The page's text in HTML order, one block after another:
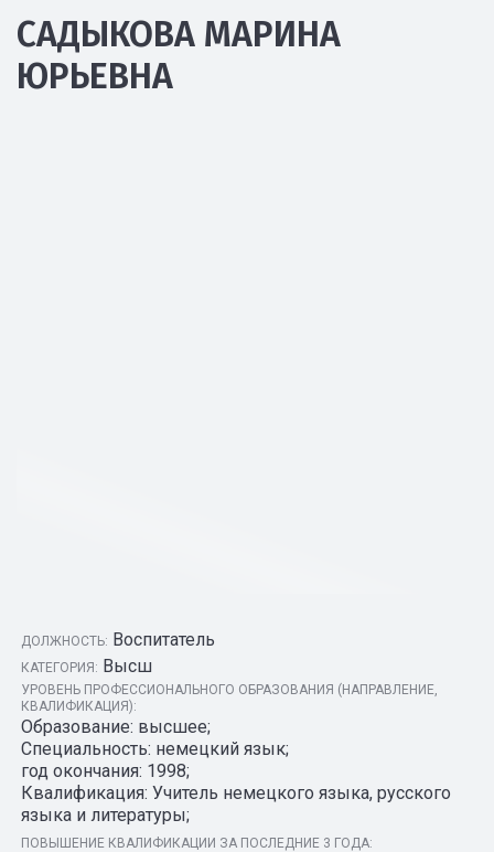
САДЫКОВА МАРИНА
ЮРЬЕВНА
ДОЛЖНОСТЬ: Воспитатель
КАТЕГОРИЯ: Высш
УРОВЕНЬ ПРОФЕССИОНАЛЬНОГО ОБРАЗОВАНИЯ (НАПРАВЛЕНИЕ,
КВАЛИФИКАЦИЯ):
Образование: высшее;
Специальность: немецкий язык;
год окончания: 1998;
Квалификация: Учитель немецкого языка, русского
языка и литературы;
ПОВЫШЕНИЕ КВАЛИФИКАЦИИ ЗА ПОСЛЕДНИЕ 3 ГОДА: